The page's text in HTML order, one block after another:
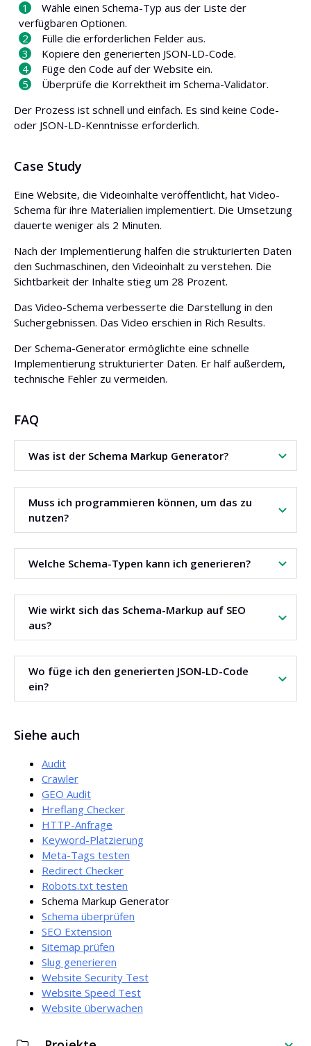
Wähle einen Schema-Typ aus der Liste der
verfügbaren Optionen.
Fülle die erforderlichen Felder aus.
Kopiere den generierten JSON-LD-Code.
Füge den Code auf der Website ein.
Überprüfe die Korrektheit im Schema-Validator.
Der Prozess ist schnell und einfach. Es sind keine Code-
oder JSON-LD-Kenntnisse erforderlich.
Case Study
Eine Website, die Videoinhalte veröffentlicht, hat Video-
Schema für ihre Materialien implementiert. Die Umsetzung
dauerte weniger als 2 Minuten.
Nach der Implementierung halfen die strukturierten Daten
den Suchmaschinen, den Videoinhalt zu verstehen. Die
Sichtbarkeit der Inhalte stieg um 28 Prozent.
Das Video-Schema verbesserte die Darstellung in den
Suchergebnissen. Das Video erschien in Rich Results.
Der Schema-Generator ermöglichte eine schnelle
Implementierung strukturierter Daten. Er half außerdem,
technische Fehler zu vermeiden.
FAQ
Was ist der Schema Markup Generator?
Das ist ein Tool, das JSON-LD-Code mit strukturierten
Daten basierend auf dem gewählten Schema-Typ
generiert.
Muss ich programmieren können, um das zu
nutzen?
Nein. Es reicht, den Schema-Typ auszuwählen und die
Felder auszufüllen. Das Tool erstellt den fertigen Code
automatisch.
Welche Schema-Typen kann ich generieren?
Du kannst gängige Typen generieren, wie Article, Product,
Video, Organization, FAQ und andere.
Wie wirkt sich das Schema-Markup auf SEO
aus?
Strukturierte Daten helfen Suchmaschinen, Inhalte zu
verstehen, und erhöhen die Chancen auf Rich Results.
Wo füge ich den generierten JSON-LD-Code
ein?
Typ application ld+json einfügen. Meistens im Head oder
Siehe auch
Audit
Crawler
GEO Audit
Hreflang Checker
HTTP-Anfrage
Keyword-Platzierung
Meta-Tags testen
Redirect Checker
Robots.txt testen
Schema Markup Generator
Schema überprüfen
SEO Extension
Sitemap prüfen
Slug generieren
Website Security Test
Website Speed Test
Website überwachen